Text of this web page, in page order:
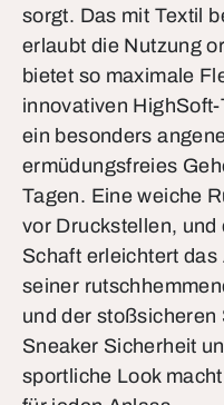
sorgt. Das mit Textil
erlaubt die Nutzung
bietet so maximale
innovativen
ein besonders
ermüdungsfreies
Tagen. Eine weiche
vor Druckstellen,
Schaft erleichtert
seiner
und der
Sneaker Sicherheit
sportliche Look